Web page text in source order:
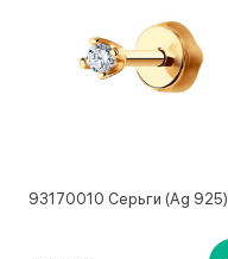
93170010 Серьги (Ag 925)